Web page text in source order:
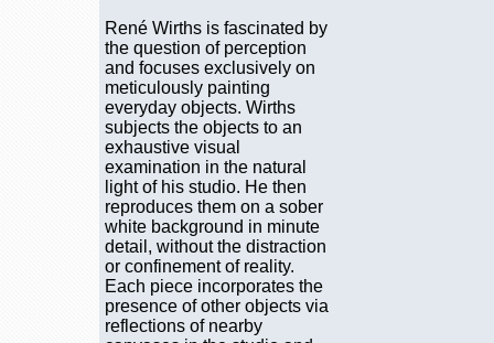
René Wirths is fascinated by
the question of perception
and focuses exclusively on
meticulously painting
everyday objects. Wirths
subjects the objects to an
exhaustive visual
examination in the natural
light of his studio. He then
reproduces them on a sober
white background in minute
detail, without the distraction
or confinement of reality.
Each piece incorporates the
presence of other objects via
reflections of nearby